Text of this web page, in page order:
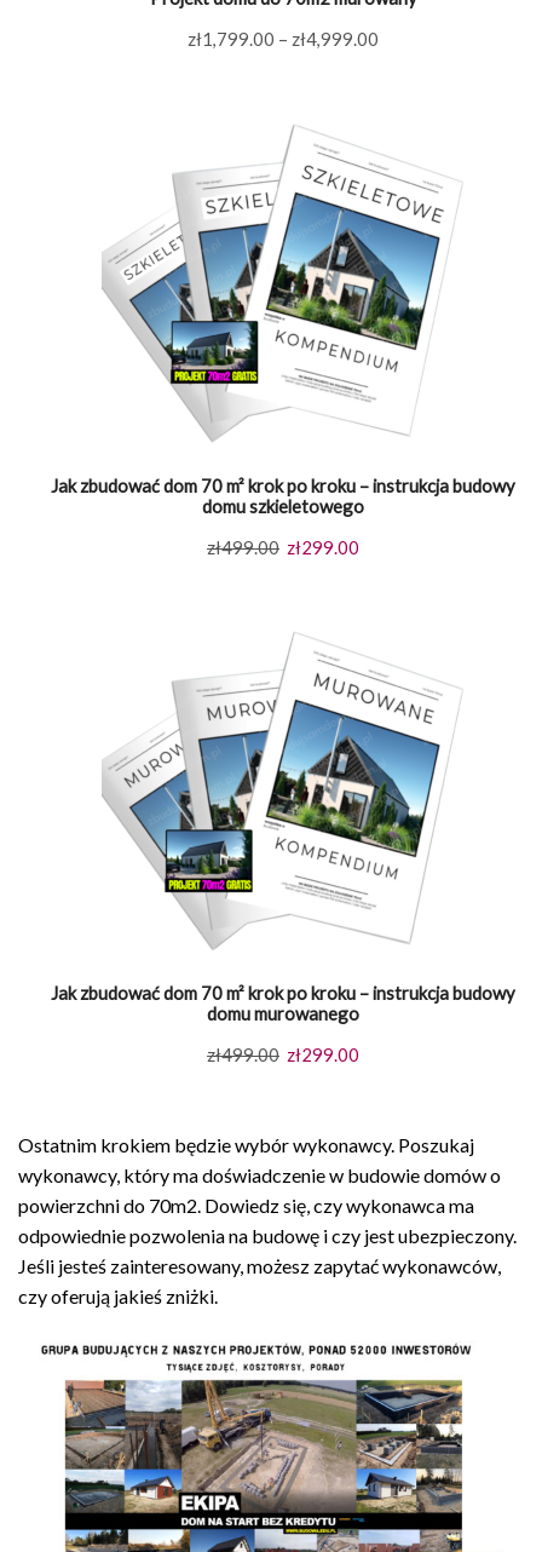
zł1,799.00 – zł4,999.00
do
zł4,999.00
Jak zbudować dom 70 m² krok po kroku – instrukcja budowy
domu szkieletowego
zł499.00 Pierwotna
zł499.00.
zł299.00
Jak zbudować dom 70 m² krok po kroku – instrukcja budowy
domu murowanego
zł499.00 Pierwotna
zł499.00.
zł299.00
zł299.00.
Ostatnim krokiem będzie wybór wykonawcy. Poszukaj
wykonawcy, który ma doświadczenie w budowie domów o
powierzchni do 70m2. Dowiedz się, czy wykonawca ma
odpowiednie pozwolenia na budowę i czy jest ubezpieczony.
Jeśli jesteś zainteresowany, możesz zapytać wykonawców,
czy oferują jakieś zniżki.